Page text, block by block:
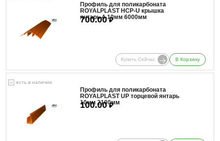
Профиль для поликарбоната
ROYALPLAST HCP-U крышка
янтарь 4-10мм 6000мм
700.00₽
Купить Сейчас В Корзину
есть в наличии
Профиль для поликарбоната
ROYALPLAST UP торцевой янтарь
10мм 2100мм
100.00₽